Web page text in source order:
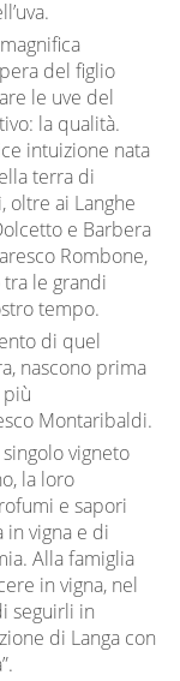
del figlio
le uve del
la qualità.
intuizione nata
terra di
oltre ai Langhe
e Barbera
Rombone,
le grandi
tempo.
di quel
nascono prima
più
Montaribaldi.
vigneto
la loro
e sapori
in vigna e di
Alla famiglia
in vigna, nel
seguirli in
di Langa con